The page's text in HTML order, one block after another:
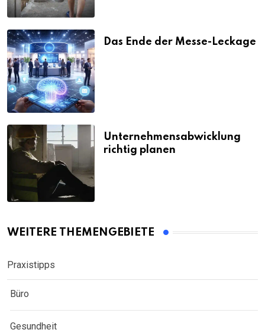
Das Ende der Messe-Leckage
Unternehmensabwicklung
richtig planen
WEITERE THEMENGEBIETE
Praxistipps
Büro
Gesundheit